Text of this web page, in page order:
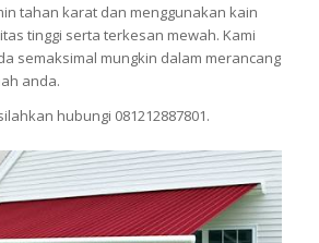
tahan karat dan menggunakan kain
tinggi serta terkesan mewah. Kami
semaksimal mungkin dalam merancang
anda.
hubungi 081212887801.